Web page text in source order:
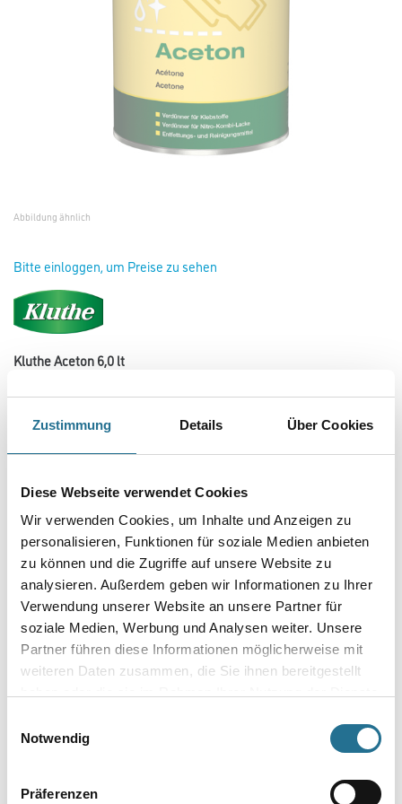
Zustimmung Details Über Cookies
Diese Webseite verwendet Cookies
Wir verwenden Cookies, um Inhalte und Anzeigen zu
personalisieren, Funktionen für soziale Medien anbieten
zu können und die Zugriffe auf unsere Website zu
analysieren. Außerdem geben wir Informationen zu Ihrer
Verwendung unserer Website an unsere Partner für
soziale Medien, Werbung und Analysen weiter. Unsere
Partner führen diese Informationen möglicherweise mit
weiteren Daten zusammen, die Sie ihnen bereitgestellt
Notwendig
Präferenzen
Abbildung ähnlich
Bitte einloggen, um Preise zu sehen
Kluthe Aceton 6,0 lt
von Nitro-Kombi-Lacken. Eignet sich auch zum Kleben von
Umrechnungsfaktoren
PRODUKTEIGENSCHAFTEN